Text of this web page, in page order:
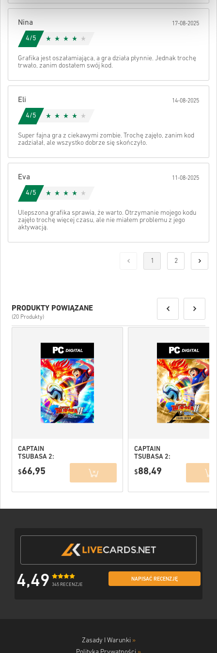
kodu.
Nina 17-08-2025
4/5
Grafika jest oszałamiająca, a gra działa płynnie. Jednak trochę
trwało, zanim dostałem swój kod.
Eli 14-08-2025
4/5
Super fajna gra z ciekawymi zombie. Trochę zajęło, zanim kod
zadziałał, ale wszystko dobrze się skończyło.
Eva 11-08-2025
4/5
Ulepszona grafika sprawia, że warto. Otrzymanie mojego kodu
zajęło trochę więcej czasu, ale nie miałem problemu z jego
aktywacją.
1 2
PRODUKTY POWIĄZANE
(20 Produkty)
CAPTAIN
TSUBASA 2:
FIGHTERS PC
$66,95
CAPTAIN
TSUBASA 2:
FIGHTERS
$88,49
4,49 345 RECENZJE
NAPISAĆ RECENZJĘ
Zasady I Warunki »